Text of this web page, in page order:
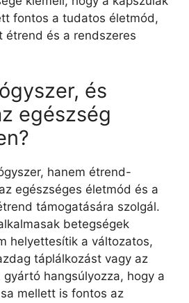
fontos a tudatos életmód,
étrend és a rendszeres
és
egészség
hanem étrend-
egészséges életmód és a
támogatására szolgál.
betegségek
helyettesítik a változatos,
táplálkozást vagy az
hangsúlyozza, hogy a
mellett is fontos az